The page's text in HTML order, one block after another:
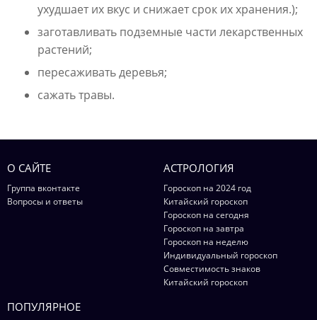
ухудшает их вкус и снижает срок их хранения.);
заготавливать подземные части лекарственных
растений;
пересаживать деревья;
сажать травы.
О САЙТЕ
Группа вконтакте
Вопросы и ответы
АСТРОЛОГИЯ
Гороскоп на 2024 год
Китайский гороскоп
Гороскоп на сегодня
Гороскоп на завтра
Гороскоп на неделю
Индивидуальный гороскоп
Совместимость знаков
Китайский гороскоп
ПОПУЛЯРНОЕ